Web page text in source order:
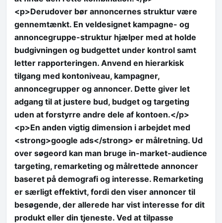
<p>Derudover bør annoncernes struktur være
gennemtænkt. En veldesignet kampagne- og
annoncegruppe-struktur hjælper med at holde
budgivningen og budgettet under kontrol samt
letter rapporteringen. Anvend en hierarkisk
tilgang med kontoniveau, kampagner,
annoncegrupper og annoncer. Dette giver let
adgang til at justere bud, budget og targeting
uden at forstyrre andre dele af kontoen.</p>
<p>En anden vigtig dimension i arbejdet med
<strong>google ads</strong> er målretning. Ud
over søgeord kan man bruge in-market-audience
targeting, remarketing og målrettede annoncer
baseret på demografi og interesse. Remarketing
er særligt effektivt, fordi den viser annoncer til
besøgende, der allerede har vist interesse for dit
produkt eller din tjeneste. Ved at tilpasse